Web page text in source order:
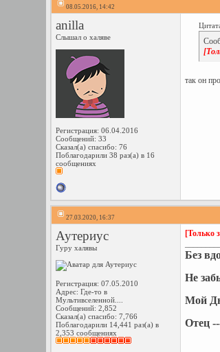
08.05.2016, 14:42
anilla
Слышал о халяве
Регистрация: 06.04.2016
Сообщений: 33
Сказал(а) спасибо: 76
Поблагодарили 38 раз(а) в 16
сообщениях
так он
27.03.2020, 16:37
Аутериус
Гуру халявы
Регистрация: 07.05.2010
Адрес: Где-то в
Мультивселенной....
Сообщений: 2,852
Сказал(а) спасибо: 7,766
Поблагодарили 14,441 раз(а) в
2,353 сообщениях
[Только
Без
Не
Мой
Отец